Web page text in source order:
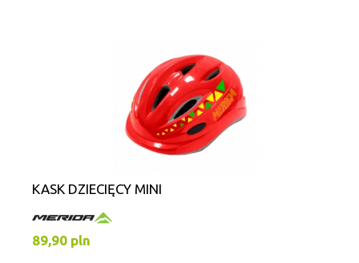
KASK DZIECIĘCY MINI
89,90 pln